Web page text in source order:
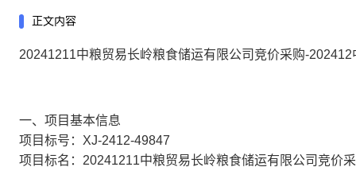
正文内容
20241211中粮贸易长岭粮食储运有限公司竞价采购-
一、项目基本信息
项目标号：XJ-2412-49847
项目标名：20241211中粮贸易长岭粮食储运有限公司竞价